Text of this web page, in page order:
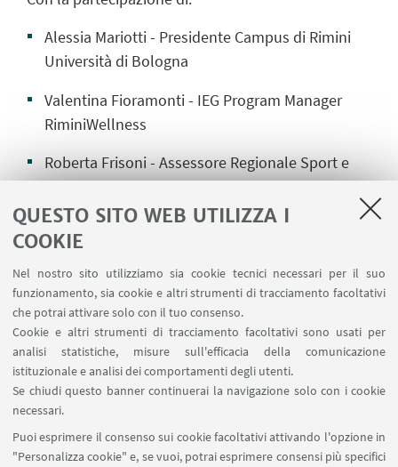
QUESTO SITO WEB UTILIZZA I
COOKIE
Nel nostro sito utilizziamo sia cookie tecnici necessari per il suo
funzionamento, sia cookie e altri strumenti di tracciamento facoltativi
che potrai attivare solo con il tuo consenso.
Cookie e altri strumenti di tracciamento facoltativi sono usati per
analisi statistiche, misure sull'efficacia della comunicazione
istituzionale e analisi dei comportamenti degli utenti.
Se chiudi questo banner continuerai la navigazione solo con i cookie
necessari.
Puoi esprimere il consenso sui cookie facoltativi attivando l'opzione in
"Personalizza cookie" e, se vuoi, potrai esprimere consensi più specifici
Alessia Mariotti - Presidente Campus di Rimini
Università di Bologna
Valentina Fioramonti - IEG Program Manager
RiminiWellness
Roberta Frisoni - Assessore Regionale Sport e
Turismo - Regione Emilia Romagna
Morena Diazzi - Direttrice Generale Conoscenza,
Ricerca, Lavoro, Imprese - Regione Emilia Romagna
Andrea Guizzardi - Presidente Clust-ER Turismo
Modera: Lorenzo Succi - Uni.Rimini spa
Scopri tutto il programma dei talks
Sconti studenti RiminiWellness2025